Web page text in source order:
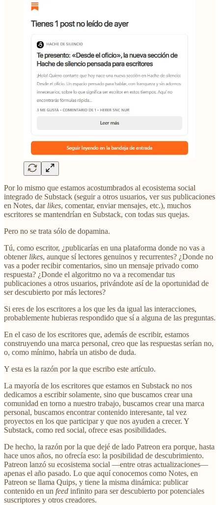
Por lo mismo que estamos acostumbrados al ecosistema social
integrado de Substack (seguir a otros usuarios, ver sus publicaciones
en Notes, dar likes, comentar, enviar mensajes, etc.), muchos
escritores se mantendrían en Substack, con todas sus quejas.
Pero no se trata sólo de dopamina.
Tú, como escritor, ¿publicarías en una plataforma donde no vas a
obtener likes, aunque sí lectores genuinos y recurrentes? ¿Donde no
vas a poder recibir comentarios, sino un mensaje privado como
respuesta? ¿Donde el algoritmo no va a recomendar tus
publicaciones a otros usuarios, privándote así de la oportunidad de
ser descubierto por más lectores?
Si eres de los escritores a los que les da igual las interacciones,
probablemente hubieras respondido que sí a alguna de las preguntas.
En el caso de los escritores que, además de escribir, estamos
construyendo una marca personal, creo que las respuestas serían no,
o, como mínimo, habría un atisbo de duda.
Y esta es la razón por la que escribo este artículo.
La mayoría de los escritores que estamos en Substack no nos
dedicamos a escribir solamente, sino que buscamos crear una
comunidad en torno a nuestro trabajo, buscamos crear una marca
personal, buscamos encontrar contenido interesante, tal vez
proyectos en los que participar y que nos ayuden a crecer. Y
Substack, como red social, ofrece esas posibilidades.
De hecho, la razón por la que dejé de lado Patreon era porque, hasta
hace unos años, no ofrecía eso: la posibilidad de descubrimiento.
Patreon lanzó su ecosistema social —entre otras actualizaciones—
apenas el año pasado. Lo que aquí conocemos como Notes, en
Patreon se llama Quips, y tiene la misma dinámica: publicar
contenido en un feed infinito para ser descubierto por potenciales
suscriptores y otros creadores.